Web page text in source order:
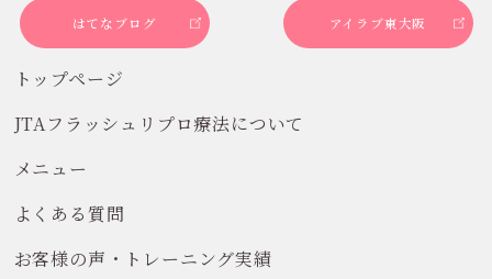
はてなブログ アイラブ東大阪
トップページ
JTAフラッシュリプロ療法について
メニュー
よくある質問
お客様の声・トレーニング実績